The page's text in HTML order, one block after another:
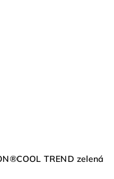
TREND zelená